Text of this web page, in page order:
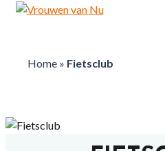
Home» Fietsclub